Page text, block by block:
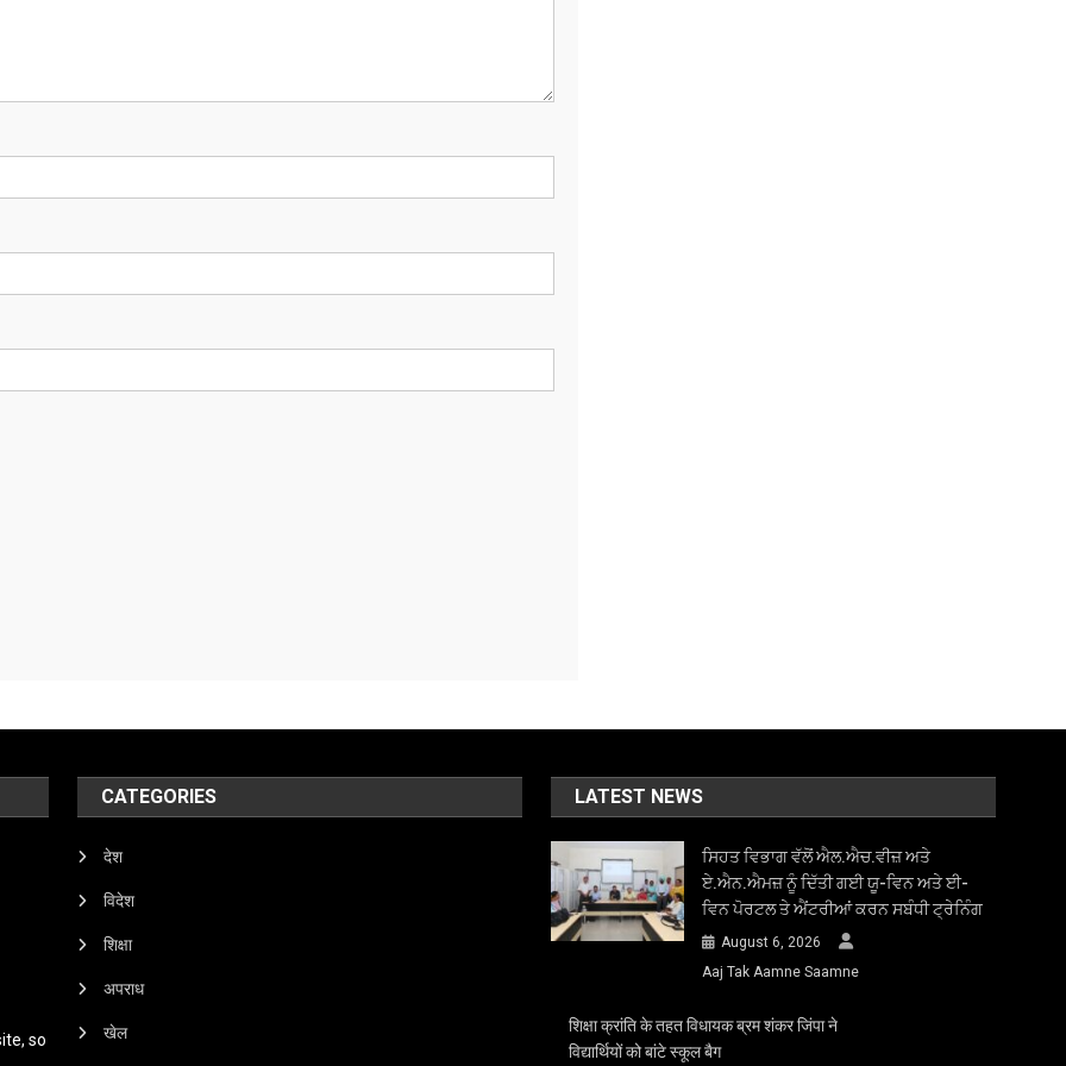
so
CATEGORIES
देश
विदेश
शिक्षा
अपराध
खेल
LATEST NEWS
ਸਿਹਤ ਵਿਭਾਗ ਵੱਲੋਂ ਐਲ.ਐਚ.ਵੀਜ਼ ਅਤੇ
ਏ.ਐਨ.ਐਮਜ਼ ਨੂੰ ਦਿੱਤੀ ਗਈ ਯੂ-ਵਿਨ ਅਤੇ ਈ-
ਵਿਨ ਪੋਰਟਲ ਤੇ ਐਂਟਰੀਆਂ ਕਰਨ ਸਬੰਧੀ ਟ੍ਰੇਨਿੰਗ
August 6, 2026
Aaj Tak Aamne Saamne
शिक्षा क्रांति के तहत विधायक ब्रम शंकर जिंपा ने
विद्यार्थियों को बांटे स्कूल बैग